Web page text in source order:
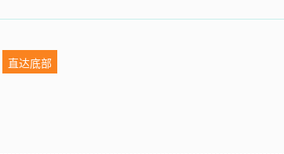
直达底部